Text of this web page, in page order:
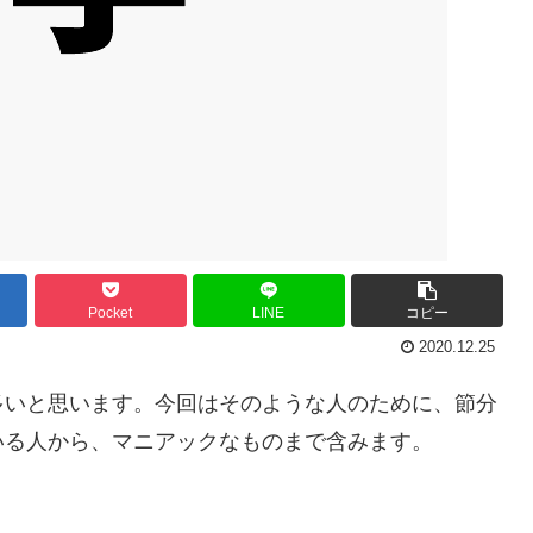
Pocket LINE コピー
2020.12.25
と思います。今回はそのような人のために、節分
人から、マニアックなものまで含みます。